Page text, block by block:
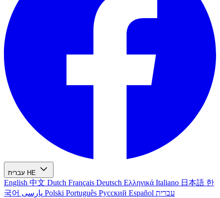
עברית HE
English 中文 Dutch Français Deutsch Ελληνικά Italiano 日本語 한
국어
Polski Português Русский Español עברית